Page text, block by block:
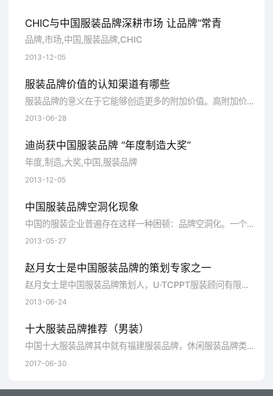
CHIC与中国服装品牌深耕市场 让品牌“常青
品牌,市场,中国,服装品牌,CHIC
2013-12-05
服装品牌价值的认知渠道有哪些
服装品牌的意义在于它能够创造更多的附加价值。高附加价值是所有成功品牌所具有的共同特征，因此名牌服饰可以标出非常高的价位，在整体消费水平并不很
2013-06-28
迪尚获中国服装品牌 “年度制造大奖”
年度,制造,大奖,中国,服装品牌
2013-12-05
中国服装品牌空洞化现象
中国的服装企业普遍存在这样一种困顿：品牌空洞化。一个品牌形成的标准，就是有清晰的核心价值与品牌定位。
2013-05-27
赵月女士是中国服装品牌的策划专家之一
赵月女士是中国服装品牌策划人，U·TCPPT服装顾问有限公司总裁兼优替机构首席顾问，北京大学经济管理系经济管理硕士。从事制衣行业管理十五年，曾先后
2013-06-24
十大服装品牌推荐（男装）
中国十大服装品牌其中就有福建服装品牌，休闲服装品牌类，人们的生活不断提高，人们也开始不断的追求服装品牌效应，服装的品牌也同时现实了...
2017-06-30